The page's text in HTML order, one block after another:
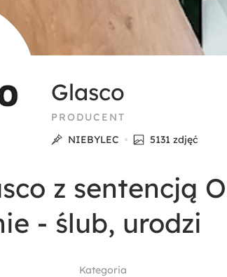
Glasco
PRODUCENT
NIEBYLEC
5131 zdjęć
z sentencją
- ślub, urodzi
Kategoria